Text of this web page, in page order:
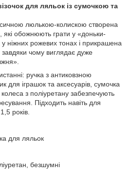
для ляльок із сумочкою та
люлькою-колискою створена
обожнюють грати у «доньки-
ніжних рожевих тонах і прикрашена
чому виглядає дуже
ручка з антиковзною
для іграшок та аксесуарів, сумочка
з поліуретану забезпечують
Підходить навіть для
років.
для ляльок
безшумні